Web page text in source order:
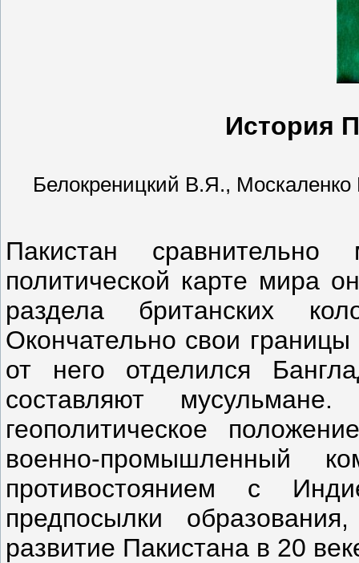
История
Белокреницкий В.Я.,
Пакистан
политической карте мира
раздела британских
Окончательно свои
от него отделился
составляют
геополитическое
военно-промышленный
противостоянием с
предпосылки
развитие Пакистана в 20